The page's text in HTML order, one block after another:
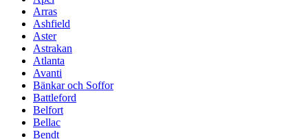
Arras
Ashfield
Aster
Astrakan
Atlanta
Avanti
Bänkar och Soffor
Battleford
Belfort
Bellac
Bendt